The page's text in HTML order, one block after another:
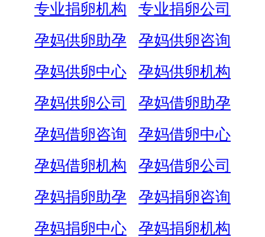
专业捐卵机构
专业捐卵公司
孕妈供卵助孕
孕妈供卵咨询
孕妈供卵中心
孕妈供卵机构
孕妈供卵公司
孕妈借卵助孕
孕妈借卵咨询
孕妈借卵中心
孕妈借卵机构
孕妈借卵公司
孕妈捐卵助孕
孕妈捐卵咨询
孕妈捐卵中心
孕妈捐卵机构